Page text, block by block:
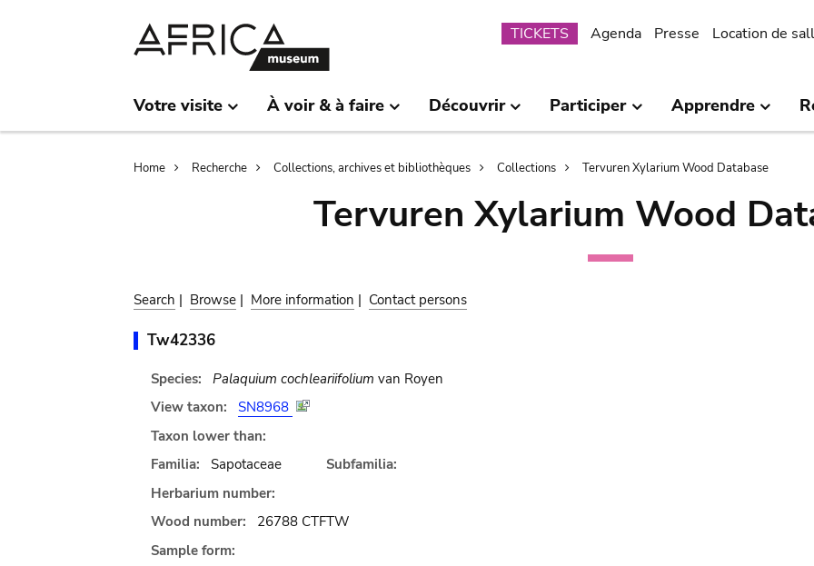
Submenu
TICKETS Agenda Presse Location de
Votre visite À voir & à faire Découvrir Participer Apprendre
Breadcrumb
Home Recherche Collections, archives et bibliothèques Collections Tervuren Xylarium Wood Database
Tervuren Xylarium Wood
Search | Browse | More information | Contact persons
Tw42336
Species: Palaquium cochleariifolium van Royen
View taxon:
SN8968
Taxon lower than:
Familia:
Sapotaceae
Subfamilia:
Herbarium number:
Wood number:
26788 CTFTW
Sample form: